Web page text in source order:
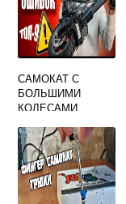
САМОКАТ С
БОЛЬШИМИ
КОЛЕСАМИ